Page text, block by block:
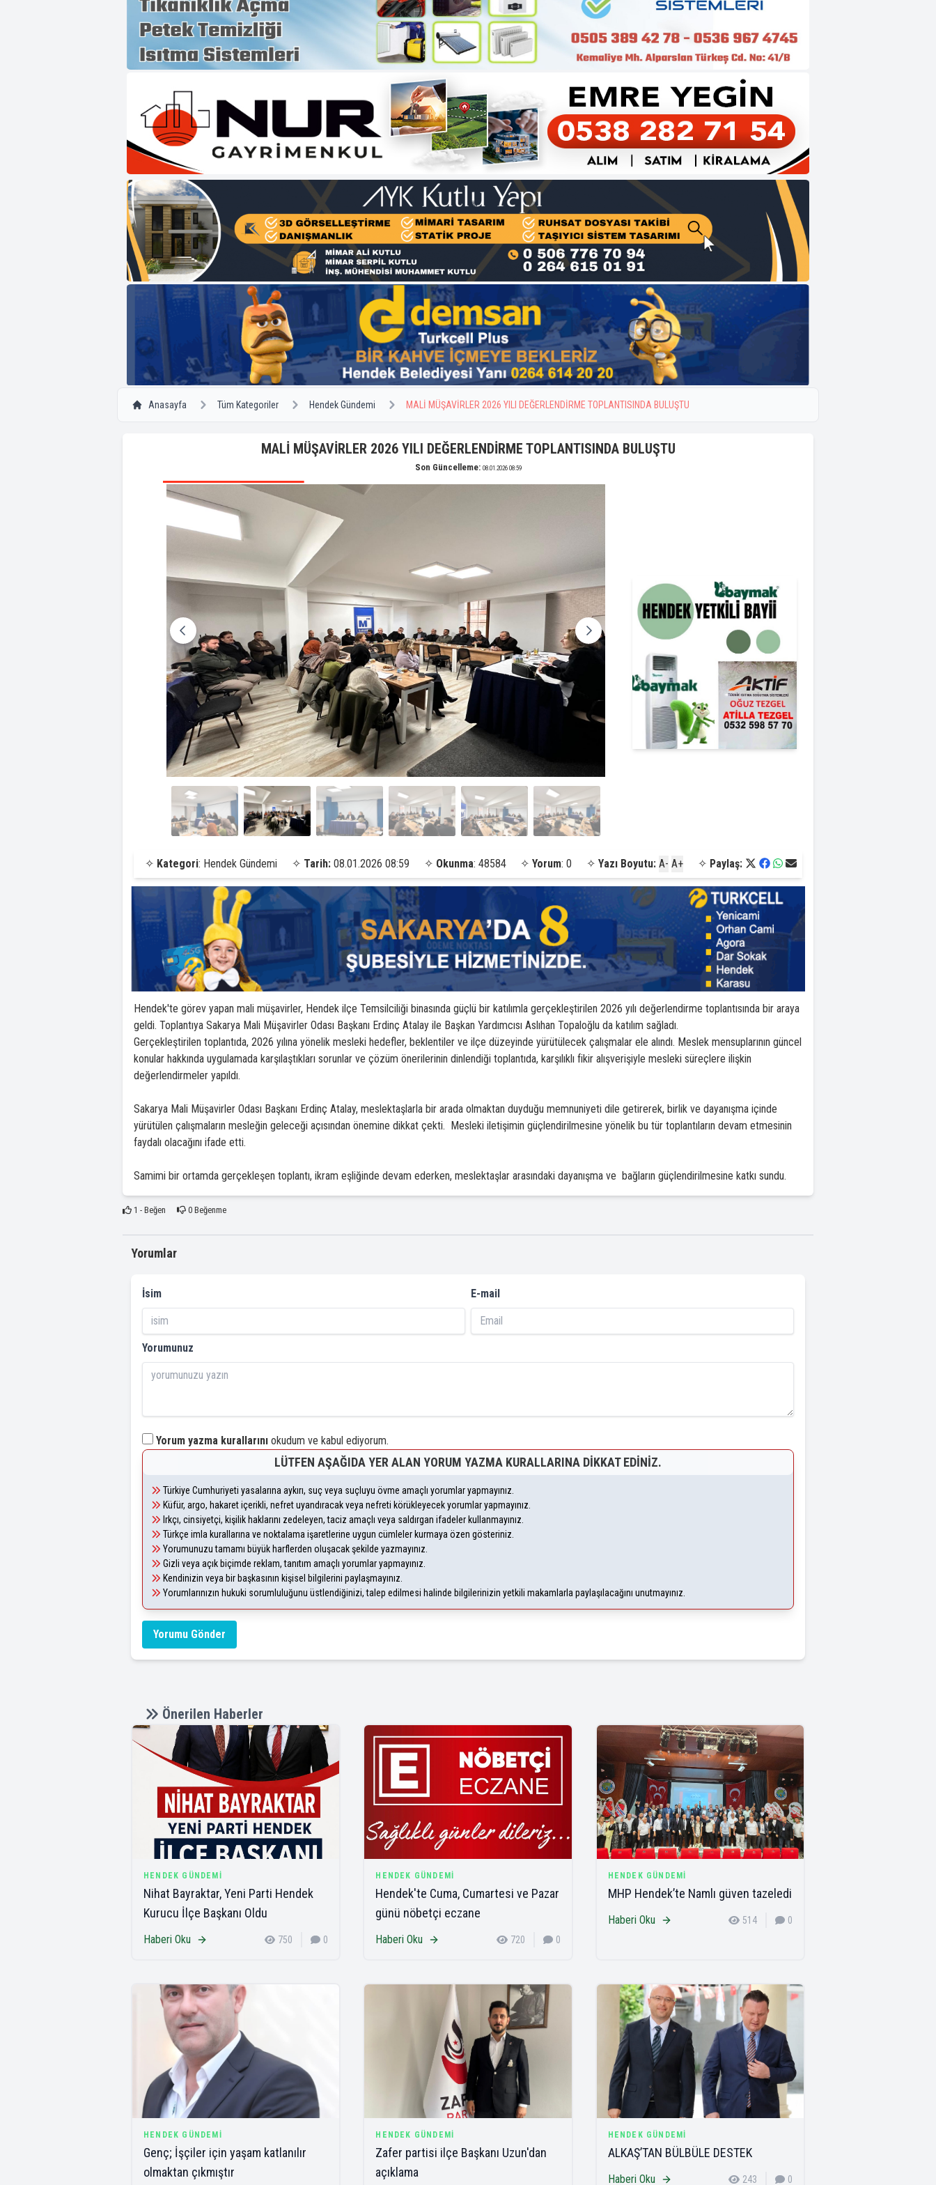
Anasayfa Tüm Kategoriler Hendek Gündemi MALİ MÜŞAVİRLER 2026 YILI DEĞERLENDİRME TOPLANTISINDA BULUŞTU
MALİ MÜŞAVİRLER 2026 YILI DEĞERLENDİRME TOPLANTISINDA BULUŞTU
Son Güncelleme: 08.01.2026 08:59
✧ Kategori: Hendek Gündemi ✧ Tarih: 08.01.2026 08:59 ✧ Okunma: 48584 ✧Yorum: 0 ✧Yazı Boyutu: A- A+ ✧ Paylaş:
Hendek'te görev yapan mali müşavirler, Hendek ilçe Temsilciliği binasında güçlü bir katılımla gerçekleştirilen 2026 yılı değerlendirme toplantısında bir araya
geldi. Toplantıya Sakarya Mali Müşavirler Odası Başkanı Erdinç Atalay ile Başkan Yardımcısı Aslıhan Topaloğlu da katılım sağladı.
Gerçekleştirilen toplantıda, 2026 yılına yönelik mesleki hedefler, beklentiler ve ilçe düzeyinde yürütülecek çalışmalar ele alındı. Meslek mensuplarının güncel
konular hakkında uygulamada karşılaştıkları sorunlar ve çözüm önerilerinin dinlendiği toplantıda, karşılıklı fikir alışverişiyle mesleki süreçlere ilişkin
değerlendirmeler yapıldı.
Sakarya Mali Müşavirler Odası Başkanı Erdinç Atalay, meslektaşlarla bir arada olmaktan duyduğu memnuniyeti dile getirerek, birlik ve dayanışma içinde
yürütülen çalışmaların mesleğin geleceği açısından önemine dikkat çekti. Mesleki iletişimin güçlendirilmesine yönelik bu tür toplantıların devam etmesinin
faydalı olacağını ifade etti.
Samimi bir ortamda gerçekleşen toplantı, ikram eşliğinde devam ederken, meslektaşlar arasındaki dayanışma ve bağların güçlendirilmesine katkı sundu.
1 - Beğen 0Beğenme
Yorumlar
İsim E-mail
Yorumunuz
Yorum yazma kurallarını okudum ve kabul ediyorum.
LÜTFEN AŞAĞIDA YER ALAN YORUM YAZMA KURALLARINA DIKKAT EDINIZ.
Türkiye Cumhuriyeti yasalarına aykırı, suç veya suçluyu övme amaçlı yorumlar yapmayınız.
Küfür, argo, hakaret içerikli, nefret uyandıracak veya nefreti körükleyecek yorumlar yapmayınız.
Irkçı, cinsiyetçi, kişilik haklarını zedeleyen, taciz amaçlı veya saldırgan ifadeler kullanmayınız.
Türkçe imla kurallarına ve noktalama işaretlerine uygun cümleler kurmaya özen gösteriniz.
Yorumunuzu tamamı büyük harflerden oluşacak şekilde yazmayınız.
Gizli veya açık biçimde reklam, tanıtım amaçlı yorumlar yapmayınız.
Kendinizin veya bir başkasının kişisel bilgilerini paylaşmayınız.
Yorumlarınızın hukuki sorumluluğunu üstlendiğinizi, talep edilmesi halinde bilgilerinizin yetkili makamlarla paylaşılacağını unutmayınız.
Yorumu Gönder
Önerilen Haberler
HENDEK GÜNDEMI
Nihat Bayraktar, Yeni Parti Hendek
Kurucu İlçe Başkanı Oldu
Haberi Oku 750 0
HENDEK GÜNDEMI
Hendek'te Cuma, Cumartesi ve Pazar
günü nöbetçi eczane
Haberi Oku 720 0
HENDEK GÜNDEMI
MHP Hendek’te Namlı güven tazeledi
Haberi Oku 514 0
HENDEK GÜNDEMI
Genç; İşçiler için yaşam katlanılır
olmaktan çıkmıştır
HENDEK GÜNDEMI
Zafer partisi ilçe Başkanı Uzun'dan
açıklama
HENDEK GÜNDEMI
ALKAŞ’TAN BÜLBÜLE DESTEK
Haberi Oku 243 0